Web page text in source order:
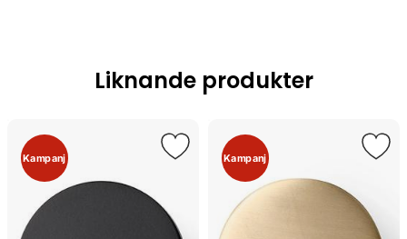
Liknande produkter
Kampanj Kampanj